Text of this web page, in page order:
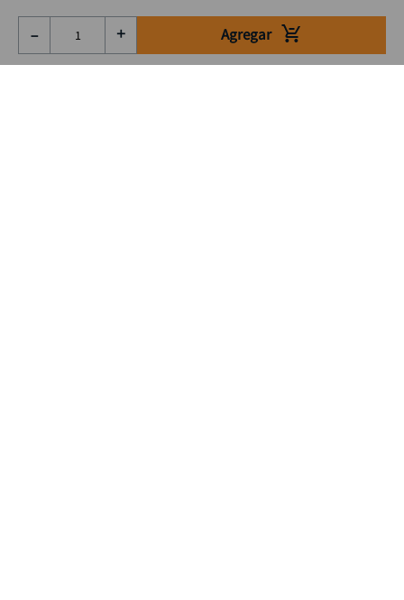
＋
－ Agregar
Suscríbete a nuestro Newsletter